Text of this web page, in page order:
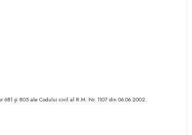
și 805 ale Codului civil al R.M. Nr. 1107 din 06.06.2002.